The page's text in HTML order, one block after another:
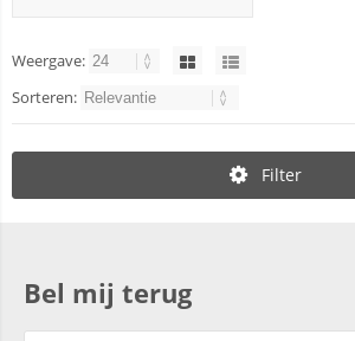
Weergave:
Sorteren:
Filter
Bel mij terug